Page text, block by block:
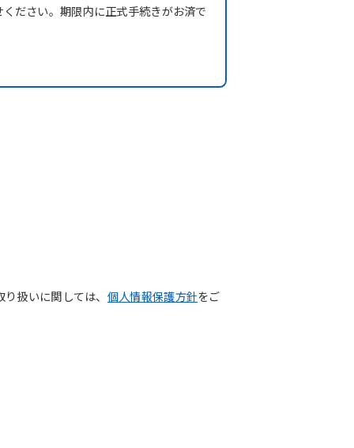
ださい。期限内に正式手続きがお済で
扱いに関しては、 個人情報保護方針をご